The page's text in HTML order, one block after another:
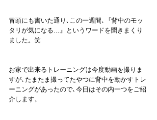
冒頭にも書いた通り､この一週間､『背中のモッ
タリが気になる…』というワードを聞きまくり
ました。笑
お家で出来るトレーニングは今度動画を撮りま
すが､たまたま撮ってたやつに背中を動かすトレ
ーニングがあったので､今日はその内一つをご紹
介します。